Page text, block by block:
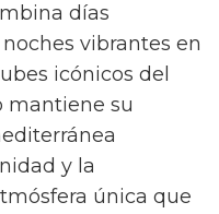
días
vibrantes en
icónicos del
mantiene su
y la
única que